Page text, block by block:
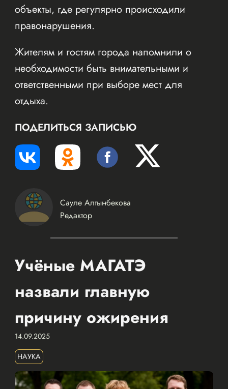
объекты, где регулярно происходили
правонарушения.
Жителям и гостям города напомнили о
необходимости быть внимательными и
ответственными при выборе мест для
отдыха.
ПОДЕЛИТЬСЯ ЗАПИСЬЮ
Сауле Алтынбекова
Редактор
Учёные МАГАТЭ
назвали главную
причину ожирения
14.09.2025
НАУКА